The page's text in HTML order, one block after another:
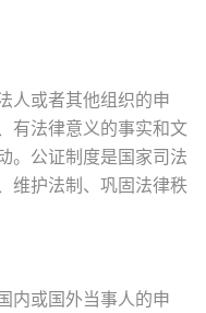
人或者其他组织的申
有法律意义的事实和文
。公证制度是国家司法
维护法制、巩固法律秩
内或国外当事人的申